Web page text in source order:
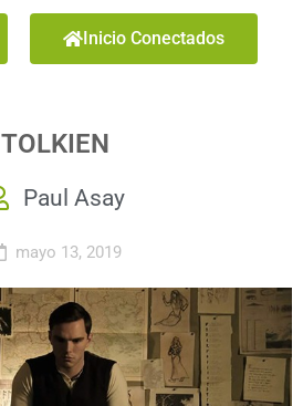
Inicio Conectados
TOLKIEN
Paul Asay
mayo 13, 2019